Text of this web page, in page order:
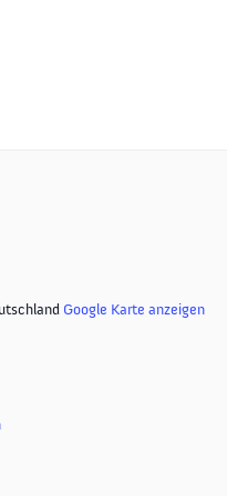
Google Karte anzeigen